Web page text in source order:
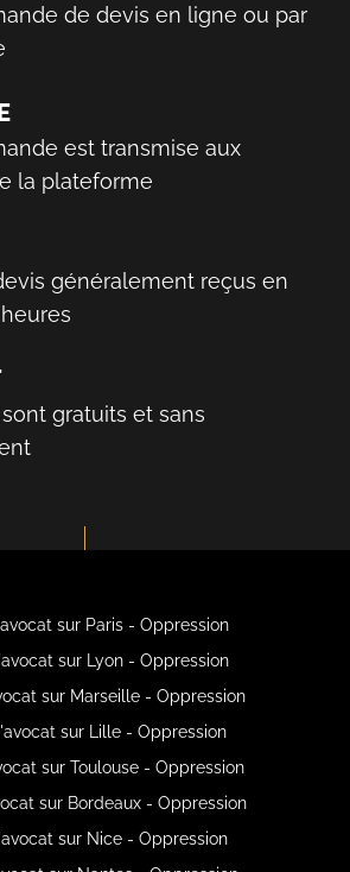
de devis en ligne ou par
est transmise aux
la plateforme
généralement reçus en
gratuits et sans
sur Paris - Oppression
sur Lyon - Oppression
sur Marseille - Oppression
sur Lille - Oppression
sur Toulouse - Oppression
sur Bordeaux - Oppression
sur Nice - Oppression